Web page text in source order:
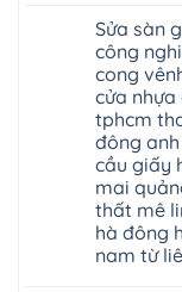
4mm
6mm
8mm
10mm
12mm
tại
nhà
Ziccos
Flortex
Wilson
black
Hobi
wood
Glotex
Kosmos
Hobi
sửa
chữa
Sửa
sàn
nhựa
giả
gỗ
hèm
khóa
giá
rẻ
4mm
6mm
8mm
10mm
12mm
chịu
bình
luận
ở
Sửa
sàn
gỗ
bị
ngấm
nước
tại
Hà
Nội
Sửa
sàn
công
Sửa sàn
công
cong
cửa
tphcm
đông
cầu giấy
mai
thất mê
hà đông
nam từ